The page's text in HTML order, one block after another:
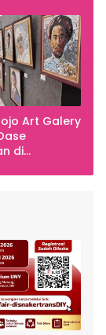
Art Galery
di